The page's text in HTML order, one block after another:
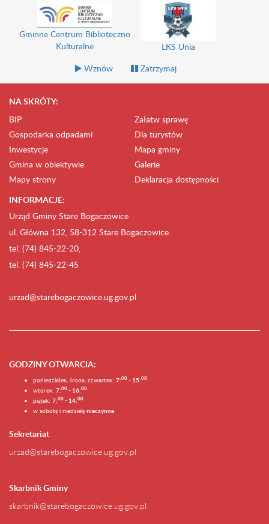
Gminne Centrum Biblioteczno
Kulturalne
LKS Unia
Wznów
Zatrzymaj
NA SKRÓTY:
BIP
Załatw sprawę
Gospodarka odpadami
Dla turystów
Inwestycje
Mapa gminy
Gmina w obiektywie
Galerie
Mapy strony
Deklaracja dostępności
INFORMACJE:
Urząd Gminy Stare Bogaczowice
ul. Główna 132, 58-312 Stare Bogaczowice
tel. (74) 845-22-20,
tel. (74) 845-22-45
urzad@starebogaczowice.ug.gov.pl
GODZINY OTWARCIA:
poniedziałek, środa, czwartek: 7:00 - 15:00
wtorek: 7:00 - 16:00
piątek: 7:00 - 14:00
w sobotę i niedzielę nieczynne
Sekretariat
urzad@starebogaczowice.ug.gov.pl
Skarbnik Gminy
skarbnik@starebogaczowice.ug.gov.pl